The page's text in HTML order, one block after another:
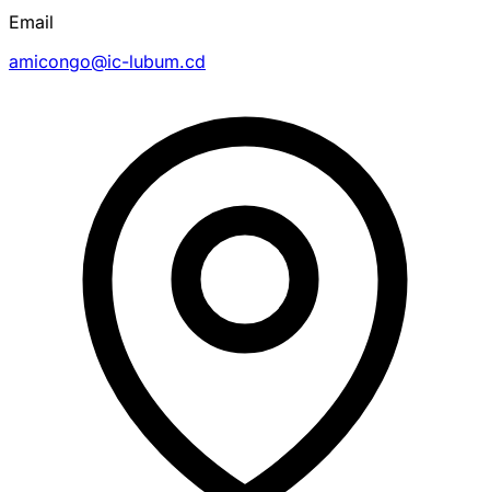
Email
amicongo@ic-lubum.cd